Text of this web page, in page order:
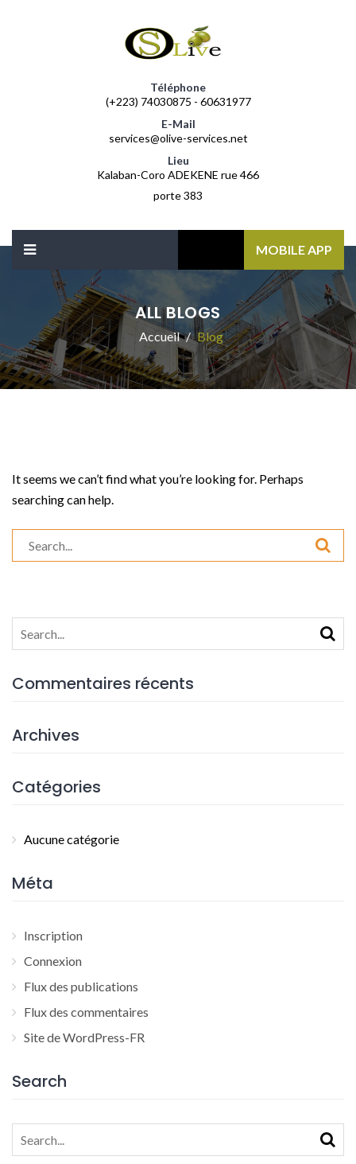
Téléphone
(+223) 74030875 - 60631977
E-Mail
services@olive-services.net
Lieu
Kalaban-Coro ADEKENE rue 466
porte 383
MOBILE APP
ALL BLOGS
Accueil Blog
It seems we can’t find what you’re looking for. Perhaps
searching can help.
Search
for:
Search
for:
Commentaires récents
Archives
Catégories
Aucune catégorie
Méta
Inscription
Connexion
Flux des publications
Flux des commentaires
Site de WordPress-FR
Search
Search
for: